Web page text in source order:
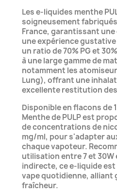
Les e-liquides menthe
soigneusement
France, garantissant
une expérience
un ratio de 70% PG et
à une large gamme de
notamment les
Lung), offrant une
excellente restitution
Disponible en flacons de
Menthe de PULP est
de concentrations de
mg/ml, pour s'adapter
chaque vapoteur.
utilisation entre 7 et 30W
indirecte, ce e-liquide
vape quotidienne, alliant
fraîcheur.